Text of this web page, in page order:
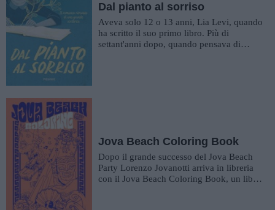
Dal pianto al sorriso
Aveva solo 12 o 13 anni, Lia Levi, quando
ha scritto il suo primo libro. Più di
settant'anni dopo, quando pensava di
Jova Beach Coloring Book
Dopo il grande successo del Jova Beach
Party Lorenzo Jovanotti arriva in libreria
con il Jova Beach Coloring Book, un libro